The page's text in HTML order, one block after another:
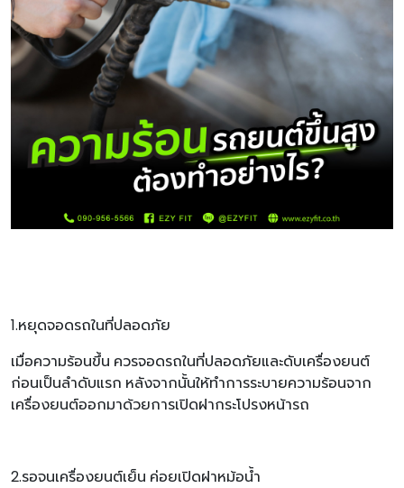
1.หยุดจอดรถในที่ปลอดภัย
เมื่อความร้อนขึ้น ควรจอดรถในที่ปลอดภัยและดับเครื่องยนต์
ก่อนเป็นลำดับแรก หลังจากนั้นให้ทำการระบายความร้อนจาก
เครื่องยนต์ออกมาด้วยการเปิดฝากระโปรงหน้ารถ
2.รอจนเครื่องยนต์เย็น ค่อยเปิดฝาหม้อน้ำ